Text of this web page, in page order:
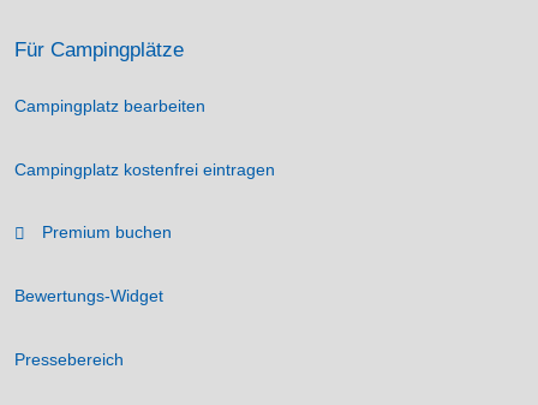
Für Campingplätze
Campingplatz bearbeiten
Campingplatz kostenfrei eintragen
Premium buchen
Bewertungs-Widget
Pressebereich